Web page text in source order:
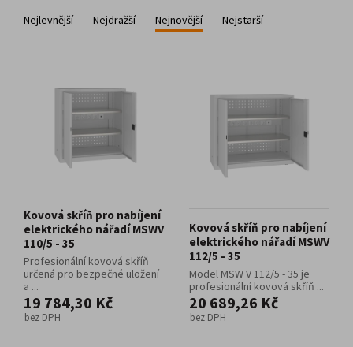
Nejlevnější Nejdražší Nejnovější Nejstarší
Kovová skříň pro nabíjení
elektrického nářadí MSWV
110/5 - 35
Profesionální kovová skříň
určená pro bezpečné uložení
a ...
19 784,30 Kč
bez DPH
Kovová skříň pro nabíjení
elektrického nářadí MSWV
112/5 - 35
Model MSW V 112/5 - 35 je
profesionální kovová skříň ...
20 689,26 Kč
bez DPH